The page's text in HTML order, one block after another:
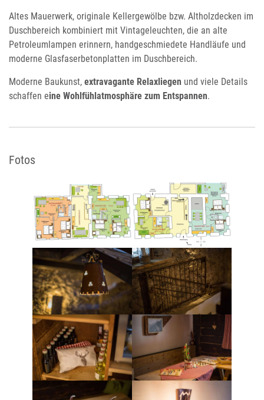
Altes Mauerwerk, originale Kellergewölbe bzw. Altholzdecken im
Duschbereich kombiniert mit Vintageleuchten, die an alte
Petroleumlampen erinnern, handgeschmiedete Handläufe und
moderne Glasfaserbetonplatten im Duschbereich.
Moderne Baukunst, extravagante Relaxliegen und viele Details
schaffen eine Wohlfühlatmosphäre zum Entspannen.
Fotos